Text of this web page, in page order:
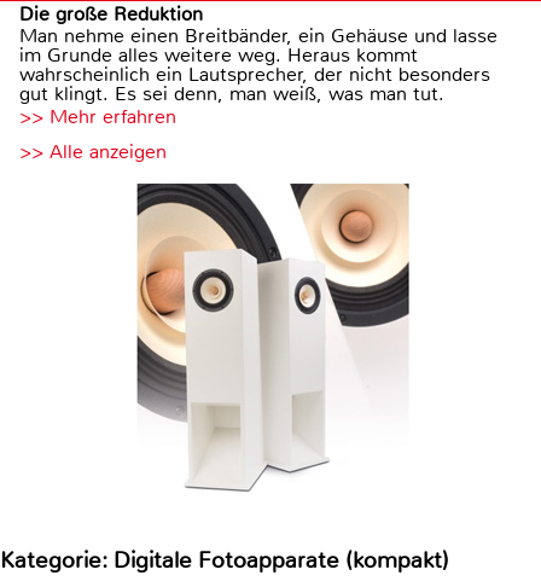
Die große Reduktion
Man nehme einen Breitbänder, ein Gehäuse und lasse
im Grunde alles weitere weg. Heraus kommt
wahrscheinlich ein Lautsprecher, der nicht besonders
gut klingt. Es sei denn, man weiß, was man tut.
>> Mehr erfahren
>> Alle anzeigen
Kategorie: Digitale Fotoapparate (kompakt)